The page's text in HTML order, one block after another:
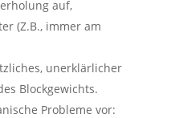
auf,
(Z.B., immer am
unerklärlicher
Blockgewichts.
Probleme vor: